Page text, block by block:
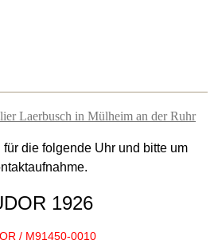
für die folgende Uhr und bitte um
1926
/ M91450-0010